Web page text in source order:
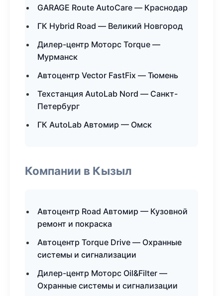
GARAGE Route AutoCare — Краснодар
ГК Hybrid Road — Великий Новгород
Дилер-центр Моторс Torque —
Мурманск
Автоцентр Vector FastFix — Тюмень
Техстанция AutoLab Nord — Санкт-
Петербург
ГК AutoLab Автомир — Омск
Компании в Кызыл
Автоцентр Road Автомир — Кузовной
ремонт и покраска
Автоцентр Torque Drive — Охранные
системы и сигнализации
Дилер-центр Моторс Oil&Filter —
Охранные системы и сигнализации